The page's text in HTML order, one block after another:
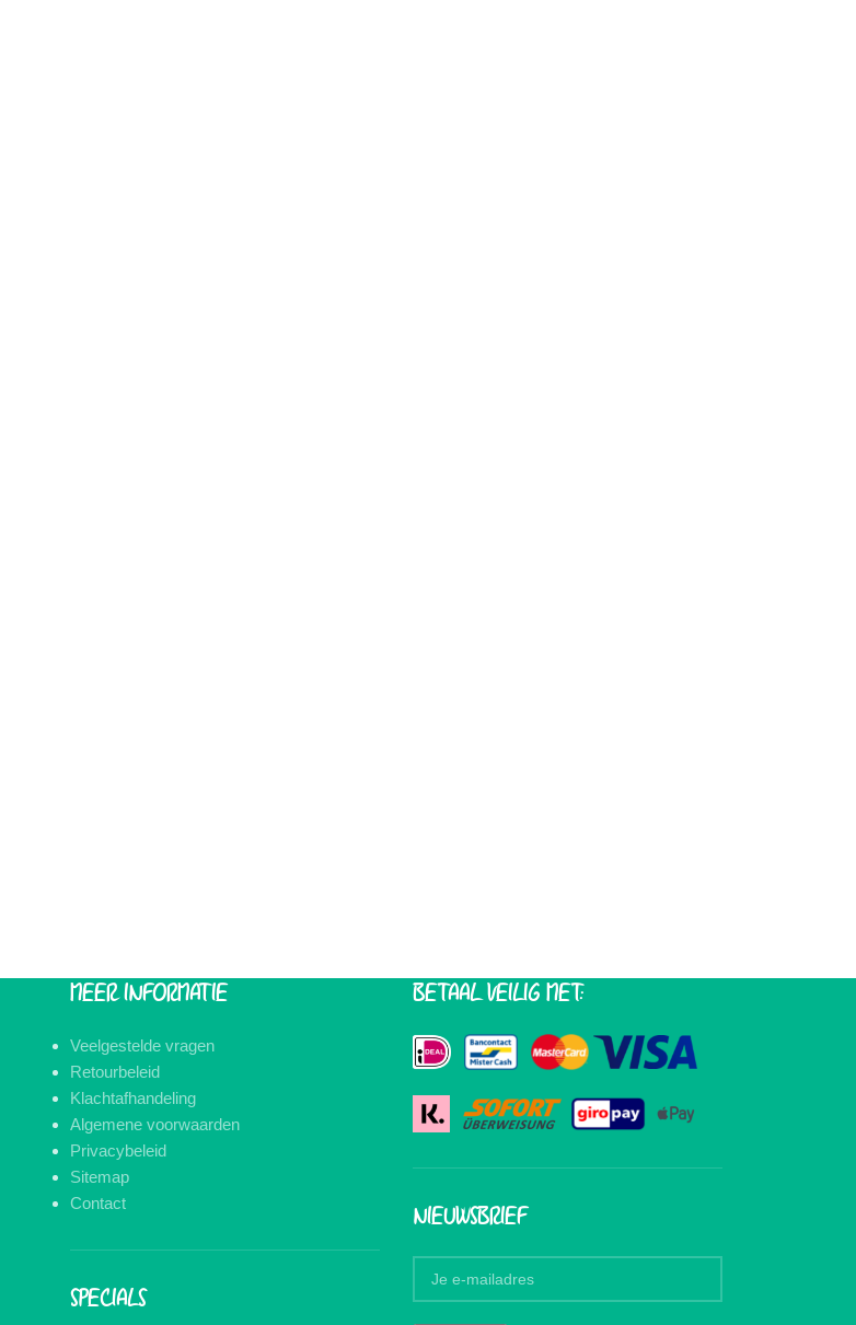
MEER INFORMATIE
Veelgestelde vragen
Retourbeleid
Klachtafhandeling
Algemene voorwaarden
Privacybeleid
Sitemap
Contact
SPECIALS
BETAAL VEILIG MET:
NIEUWSBRIEF